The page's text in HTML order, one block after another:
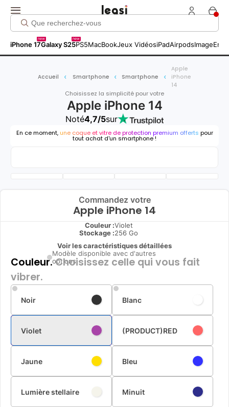
iPhone 17
new
Galaxy S25
new
PS5MacBookJeux VidéosiPadAirpodsImage
Accueil Smartphone Smartphone
Apple
iPhone
14
Choisissez la simplicité pour votre
Apple iPhone 14
Noté4,7/5sur
En ce moment, une coque et vitre de protection premium offerts pour
tout achat d'un smartphone !
Commandez votre
Apple iPhone 14
Couleur :Violet
Stockage :256 Go
Voir les caractéristiques détaillées
Modèle disponible avec d'autres
options
Couleur.Choisissez celle qui vous fait
vibrer.
Noir Blanc
Violet (PRODUCT)RED
Jaune Bleu
Lumière stellaire Minuit